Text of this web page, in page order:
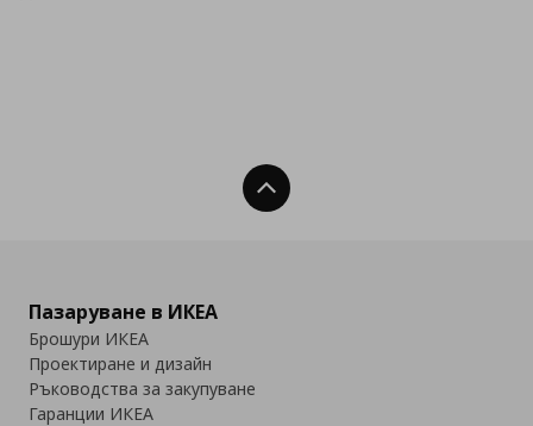
Нагоре
Пазаруване в ИКЕА
Брошури ИКЕА
Проектиране и дизайн
Ръководства за закупуване
Гаранции ИКЕА